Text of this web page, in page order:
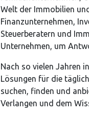
Welt der Immobilien
Finanzunternehmen,
Steuerberatern und
Unternehmen, um
Nach so vielen Jahren
Lösungen für die
suchen, finden und
Verlangen und dem